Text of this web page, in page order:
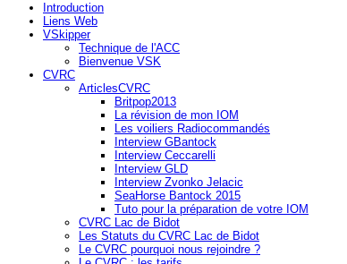
Introduction
Liens Web
VSkipper
Technique de l'ACC
Bienvenue VSK
CVRC
ArticlesCVRC
Britpop2013
La révision de mon IOM
Les voiliers Radiocommandés
Interview GBantock
Interview Ceccarelli
Interview GLD
Interview Zvonko Jelacic
SeaHorse Bantock 2015
Tuto pour la préparation de votre IOM
CVRC Lac de Bidot
Les Statuts du CVRC Lac de Bidot
Le CVRC pourquoi nous rejoindre ?